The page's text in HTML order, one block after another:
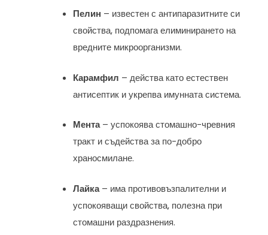
Пелин – известен с антипаразитните си
свойства, подпомага елиминирането на
вредните микроорганизми.
Карамфил – действа като естествен
антисептик и укрепва имунната система.
Мента– успокоява стомашно-чревния
тракт и съдейства за по-добро
храносмилане.
Лайка– има противовъзпалителни и
успокояващи свойства, полезна при
стомашни раздразнения.